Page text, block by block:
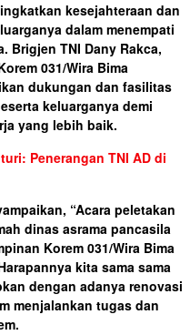
kesejahteraan dan
dalam menempati
Brigjen TNI Dany Rakca,
031/Wira Bima
dukungan dan fasilitas
keluarganya demi
yang lebih baik.
Penerangan TNI AD di
“Acara peletakan
dinas asrama pancasila
Korem 031/Wira Bima
kita sama sama
dengan adanya renovasi
menjalankan tugas dan